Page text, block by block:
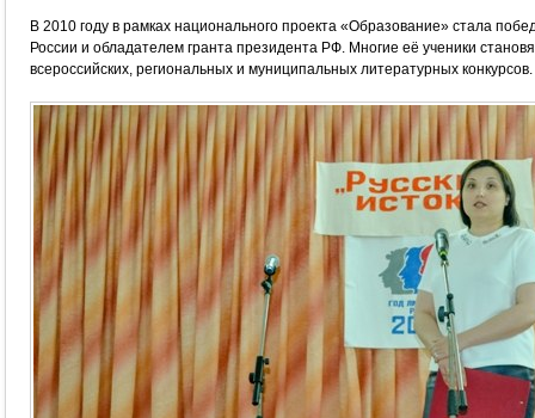
В 2010 году в рамках национального проекта «Образование» стала
России и обладателем гранта президента РФ. Многие её ученики
всероссийских, региональных и муниципальных литературных конкурсов.